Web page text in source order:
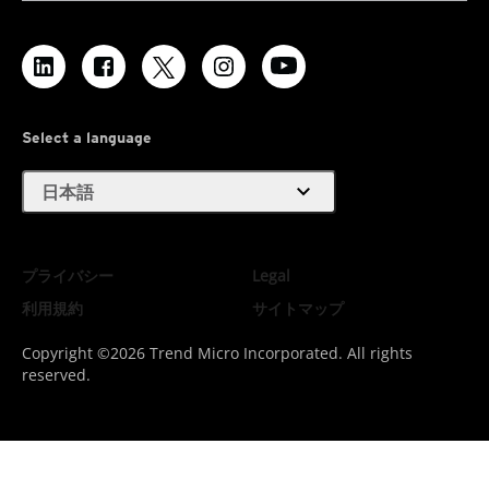
Select a language
日本語 expand_more
プライバシー
Legal
利用規約
サイトマップ
Copyright ©2026 Trend Micro Incorporated. All rights
reserved.